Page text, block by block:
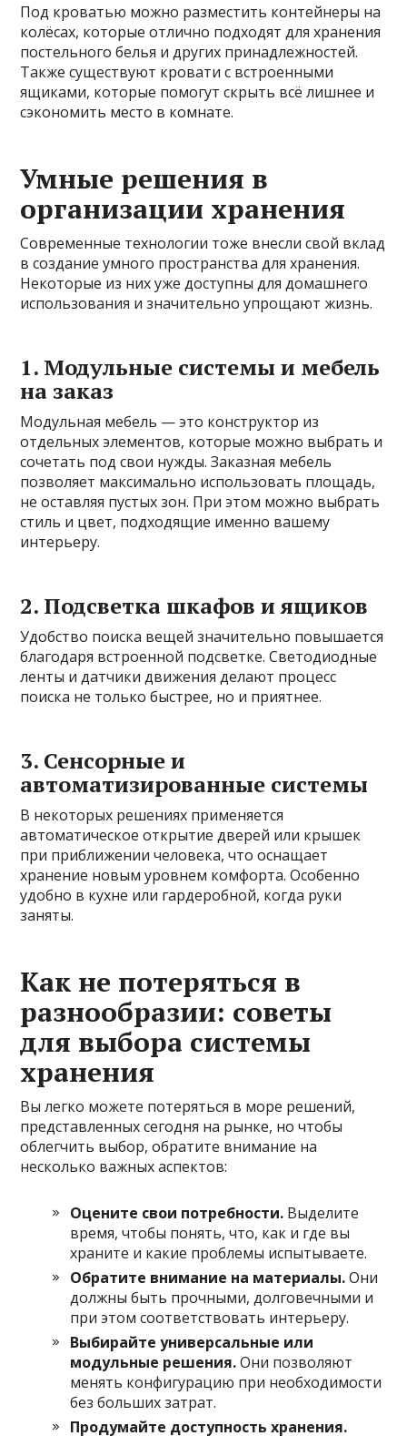
Под кроватью можно разместить контейнеры на
колёсах, которые отлично подходят для хранения
постельного белья и других принадлежностей.
Также существуют кровати с встроенными
ящиками, которые помогут скрыть всё лишнее и
сэкономить место в комнате.
Умные решения в
организации хранения
Современные технологии тоже внесли свой вклад
в создание умного пространства для хранения.
Некоторые из них уже доступны для домашнего
использования и значительно упрощают жизнь.
1. Модульные системы и мебель
на заказ
Модульная мебель — это конструктор из
отдельных элементов, которые можно выбрать и
сочетать под свои нужды. Заказная мебель
позволяет максимально использовать площадь,
не оставляя пустых зон. При этом можно выбрать
стиль и цвет, подходящие именно вашему
интерьеру.
2. Подсветка шкафов и ящиков
Удобство поиска вещей значительно повышается
благодаря встроенной подсветке. Светодиодные
ленты и датчики движения делают процесс
поиска не только быстрее, но и приятнее.
3. Сенсорные и
автоматизированные системы
В некоторых решениях применяется
автоматическое открытие дверей или крышек
при приближении человека, что оснащает
хранение новым уровнем комфорта. Особенно
удобно в кухне или гардеробной, когда руки
заняты.
Как не потеряться в
разнообразии: советы
для выбора системы
хранения
Вы легко можете потеряться в море решений,
представленных сегодня на рынке, но чтобы
облегчить выбор, обратите внимание на
несколько важных аспектов:
Оцените свои потребности. Выделите
время, чтобы понять, что, как и где вы
храните и какие проблемы испытываете.
Обратите внимание на материалы.Они
должны быть прочными, долговечными и
при этом соответствовать интерьеру.
Выбирайте универсальные или
модульные решения.Они позволяют
менять конфигурацию при необходимости
без больших затрат.
Продумайте доступность хранения.